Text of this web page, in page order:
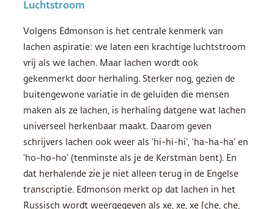
Luchtstroom
Volgens Edmonson is het centrale kenmerk van
lachen aspiratie: we laten een krachtige luchtstroom
vrij als we lachen. Maar lachen wordt ook
gekenmerkt door herhaling. Sterker nog, gezien de
buitengewone variatie in de geluiden die mensen
maken als ze lachen, is herhaling datgene wat lachen
universeel herkenbaar maakt. Daarom geven
schrijvers lachen ook weer als ‘hi-hi-hi’, ‘ha-ha-ha’ en
‘ho-ho-ho’ (tenminste als je de Kerstman bent). En
dat herhalende zie je niet alleen terug in de Engelse
transcriptie. Edmonson merkt op dat lachen in het
Russisch wordt weergegeven als xe, xe, xe [che, che,